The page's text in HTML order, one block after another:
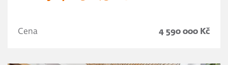
Cena 4 590 000 Kč